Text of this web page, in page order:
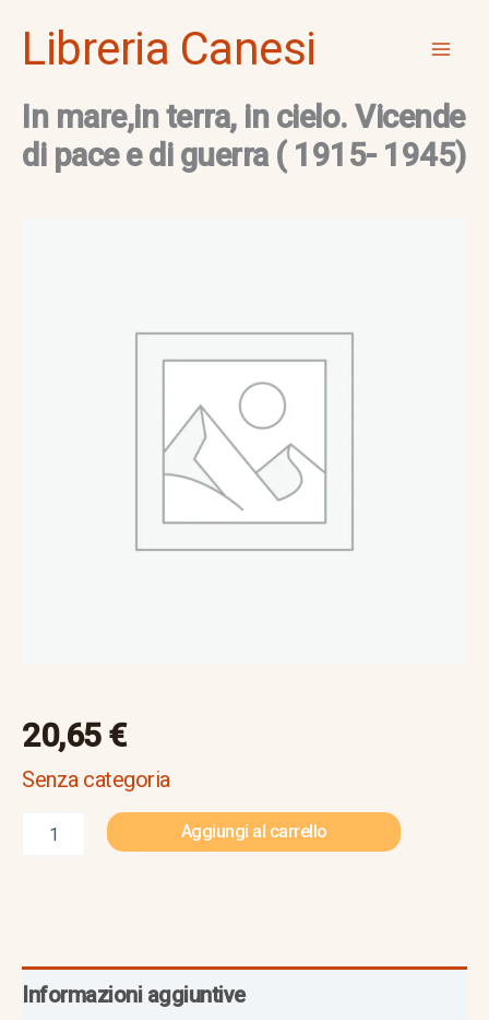
Libreria Canesi
In mare,in terra, in cielo. Vicende
di pace e di guerra ( 1915- 1945)
20,65 €
Senza categoria
Aggiungi al carrello
Informazioni aggiuntive